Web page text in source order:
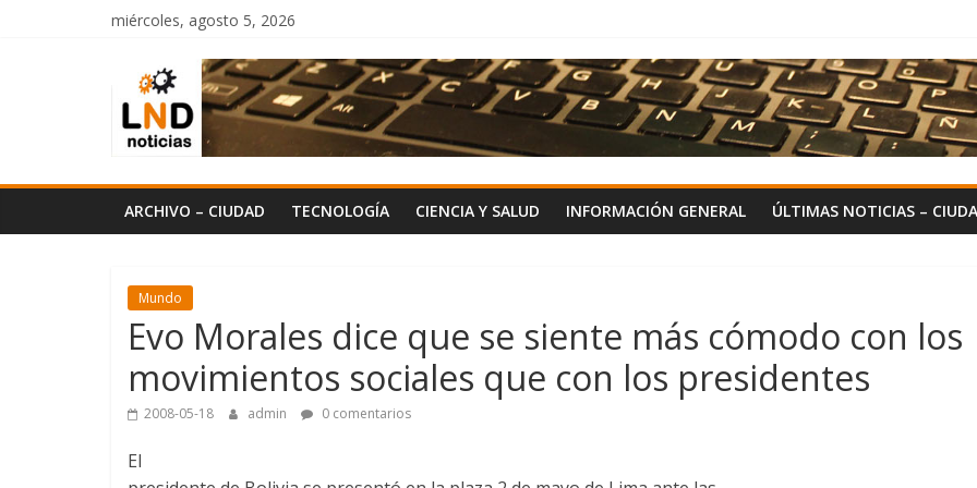
miércoles, agosto 5, 2026
LND
Noticias
ARCHIVO – CIUDAD TECNOLOGÍA CIENCIA Y SALUD INFORMACIÓN GENERAL ÚLTIMAS NOTICIAS –
Mundo
Evo Morales dice que se siente más cómodo con los
movimientos sociales que con los presidentes
2008-05-18 admin 0 comentarios
El